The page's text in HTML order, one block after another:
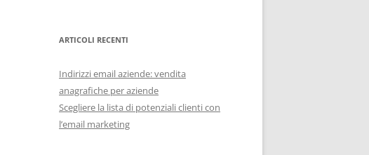
ARTICOLI RECENTI
Indirizzi email aziende: vendita
anagrafiche per aziende
Scegliere la lista di potenziali clienti con
l’email marketing